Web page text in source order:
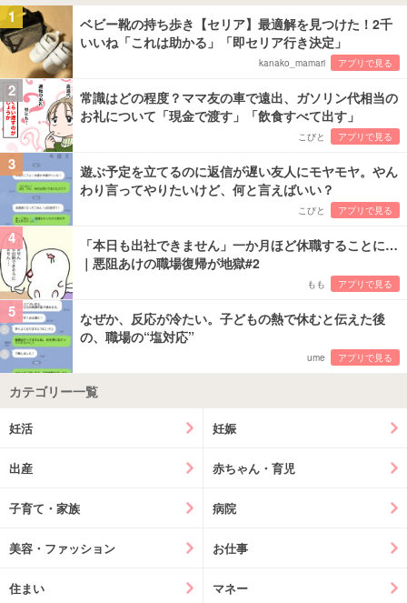
1
ベビー靴の持ち歩き【セリア】最適解を見つけた！2千
いいね「これは助かる」「即セリア行き決定」
kanako_mamari アプリで見る
2
常識はどの程度？ママ友の車で遠出、ガソリン代相当の
お礼について「現金で渡す」「飲食すべて出す」
こびと アプリで見る
3
遊ぶ予定を立てるのに返信が遅い友人にモヤモヤ。やん
わり言ってやりたいけど、何と言えばいい？
こびと アプリで見る
4
「本日も出社できません」一か月ほど休職することに…
｜悪阻あけの職場復帰が地獄#2
もも アプリで見る
5
なぜか、反応が冷たい。子どもの熱で休むと伝えた後
の、職場の“塩対応”
ume アプリで見る
カテゴリー一覧
妊活 妊娠
出産 赤ちゃん・育児
子育て・家族 病院
美容・ファッション お仕事
住まい マネー